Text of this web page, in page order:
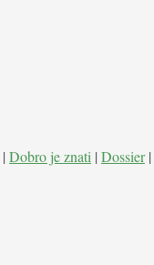
| Dobro je znati | Dossier|